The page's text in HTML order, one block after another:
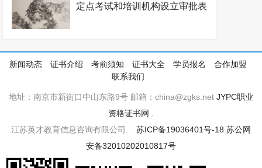
定点考试和培训机构设立审批表
新闻动态 证书介绍 考前须知 证书大全 学员报名
合作加盟
联系我们
地址：南京市新街口中山东路9号 邮箱：china@zgks.net JYPC职业
资格证书网 .
江苏英才教育信息咨询有限公司. 苏ICP备19036401号-18 苏公网
安备32010202010817号